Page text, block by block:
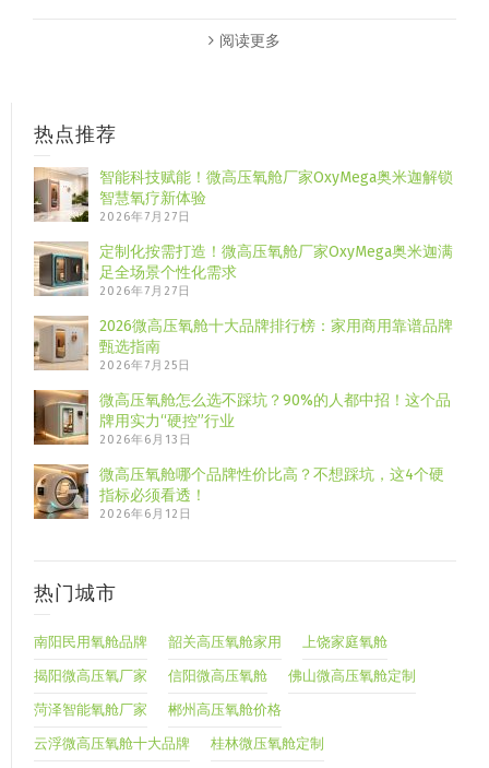
阅读更多
热点推荐
智能科技赋能！微高压氧舱厂家OxyMega奥米迦解锁
智慧氧疗新体验
2026年7月27日
定制化按需打造！微高压氧舱厂家OxyMega奥米迦满
足全场景个性化需求
2026年7月27日
2026微高压氧舱十大品牌排行榜：家用商用靠谱品牌
甄选指南
2026年7月25日
微高压氧舱怎么选不踩坑？90%的人都中招！这个品
牌用实力“硬控”行业
2026年6月13日
微高压氧舱哪个品牌性价比高？不想踩坑，这4个硬
指标必须看透！
2026年6月12日
热门城市
南阳民用氧舱品牌 韶关高压氧舱家用 上饶家庭氧舱
揭阳微高压氧厂家 信阳微高压氧舱 佛山微高压氧舱定制
菏泽智能氧舱厂家 郴州高压氧舱价格
云浮微高压氧舱十大品牌 桂林微压氧舱定制